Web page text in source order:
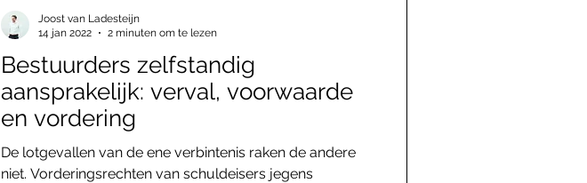
Bestuurders zelfstandig
aansprakelijk: verval, voorwaarde
en vordering
De lotgevallen van de ene verbintenis raken de andere
niet. Vorderingsrechten van schuldeisers jegens
Joost van Ladesteijn
14 jan 2022
2 minuten om te lezen